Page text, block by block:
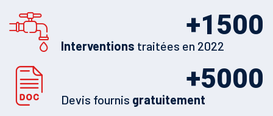
1500
+
Interventions traitées en 2022
5000
+
Devis fournis gratuitement